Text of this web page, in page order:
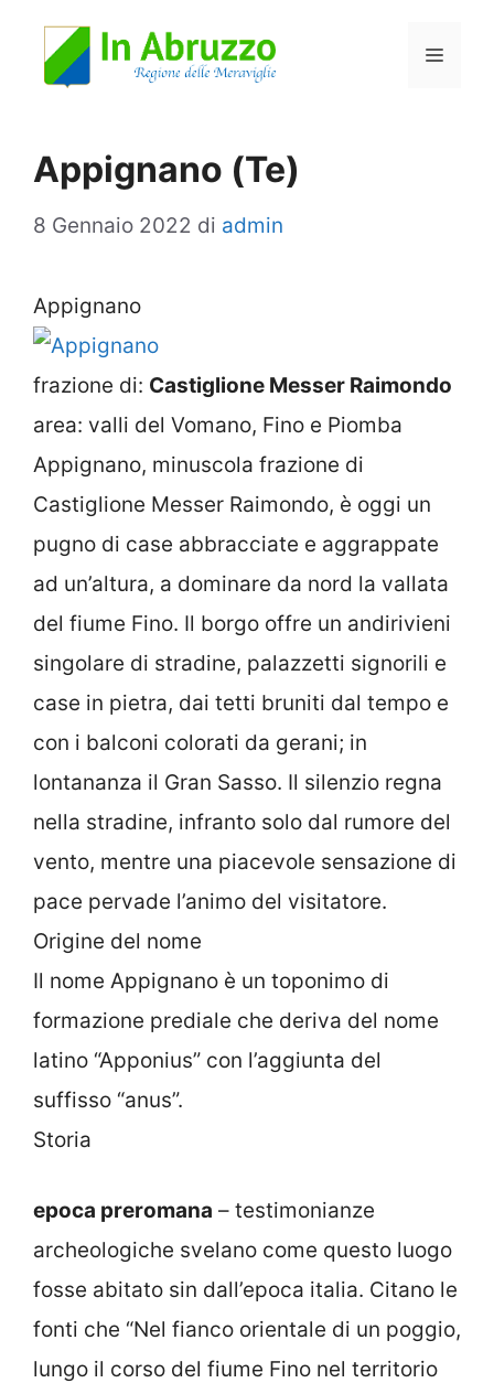
Menu
Appignano (Te)
8 Gennaio 2022 di admin
Appignano
frazione di: Castiglione Messer Raimondo
area: valli del Vomano, Fino e Piomba
Appignano, minuscola frazione di
Castiglione Messer Raimondo, è oggi un
pugno di case abbracciate e aggrappate
ad un’altura, a dominare da nord la vallata
del fiume Fino. Il borgo offre un andirivieni
singolare di stradine, palazzetti signorili e
case in pietra, dai tetti bruniti dal tempo e
con i balconi colorati da gerani; in
lontananza il Gran Sasso. Il silenzio regna
nella stradine, infranto solo dal rumore del
vento, mentre una piacevole sensazione di
pace pervade l’animo del visitatore.
Origine del nome
Il nome Appignano è un toponimo di
formazione prediale che deriva del nome
latino “Apponius” con l’aggiunta del
suffisso “anus”.
Storia
epoca preromana – testimonianze
archeologiche svelano come questo luogo
fosse abitato sin dall’epoca italia. Citano le
fonti che “Nel fianco orientale di un poggio,
lungo il corso del fiume Fino nel territorio